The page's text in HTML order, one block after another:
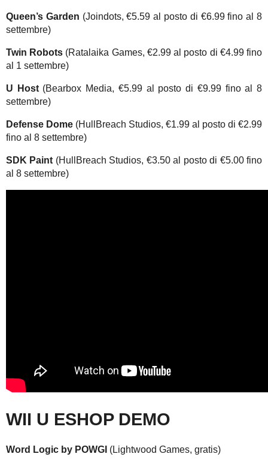
Queen’s Garden (Joindots, €5.59 al posto di €6.99 fino al 8
settembre)
Twin Robots (Ratalaika Games, €2.99 al posto di €4.99 fino
al 1 settembre)
U Host(Bearbox Media, €5.99 al posto di €9.99 fino al 8
settembre)
Defense Dome (HullBreach Studios, €1.99 al posto di €2.99
fino al 8 settembre)
SDK Paint (HullBreach Studios, €3.50 al posto di €5.00 fino
al 8 settembre)
WII U ESHOP DEMO
Word Logic by POWGI (Lightwood Games, gratis)